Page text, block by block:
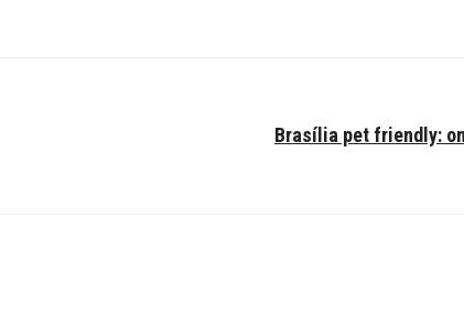
Brasília pet friendly: